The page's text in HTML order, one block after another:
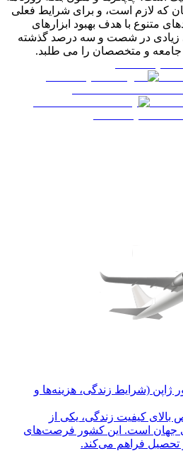
که لازم است، و برای شرایط فعلی
متنوع با هدف بهبود ابزارهای
زیادی در شصت و سه درصد گذشته
جامعه و متخصصان را می طلبد.
ژاپن (شرایط زندگی، هزینه‌ها و
بالای کیفیت زندگی، یکی از
جهان است. این کشور فرصت‌های
تحصیل فراهم می‌کند.